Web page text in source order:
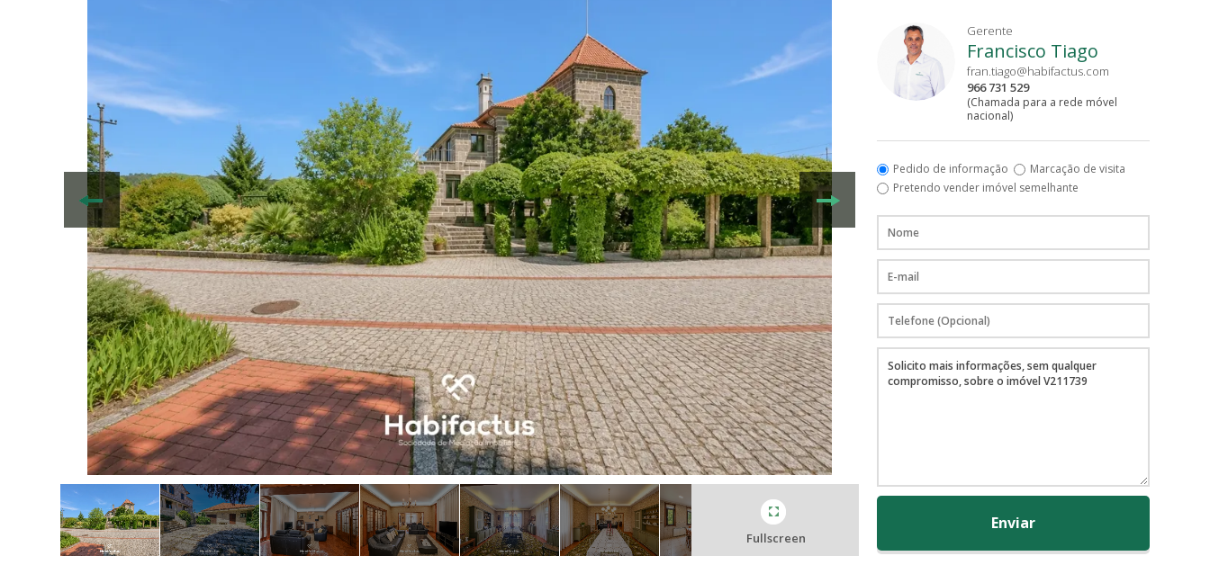
Fullscreen
Gerente
Francisco Tiago
fran.tiago@habifactus.com
966 731 529
(Chamada para a rede móvel
nacional)
Pedido de informação
Marcação de visita
Pretendo vender imóvel semelhante
Enviar